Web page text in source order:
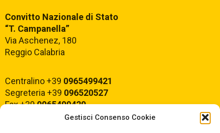
Gestisci Consenso Cookie
Convitto Nazionale di Stato
“T. Campanella”
Via Aschenez, 180
Reggio Calabria
Centralino +39 0965499421
Segreteria +39 096520527
Fax +390965499420